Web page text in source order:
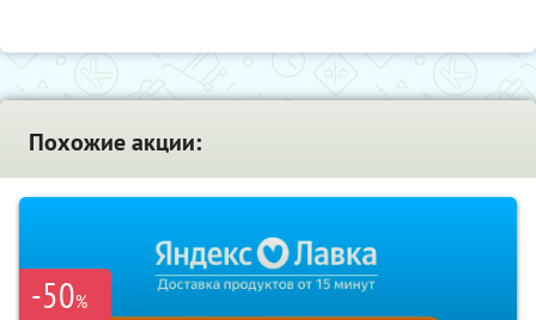
Похожие акции:
-50%